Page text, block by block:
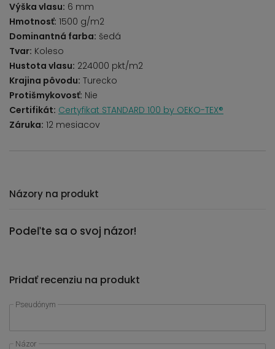
Výška vlasu: 6 mm
Hmotnosť: 1500 g/m2
Dominantná farba: šedá
Tvar: Koleso
Hustota vlasu: 224000 pkt/m2
Krajina pôvodu: Turecko
Protišmykovosť: Nie
Certifikát: Certyfikat STANDARD 100 by OEKO-TEX®
Záruka: 12 mesiacov
Názory na produkt
Podeľte sa o svoj názor!
Pridať recenziu na produkt
Pseudónym
Názor